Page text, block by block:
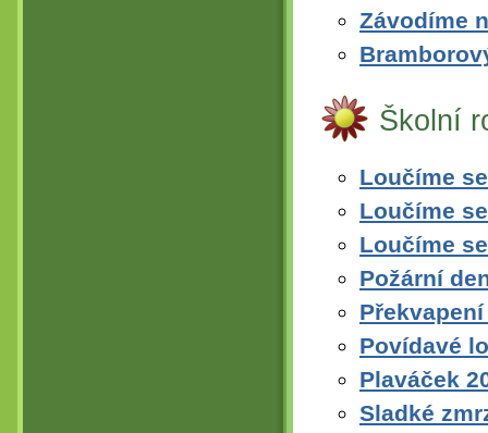
Závodíme
Školní
Loučíme
Loučíme
Loučíme
Požární
Povídavé
Plaváček
Sladké